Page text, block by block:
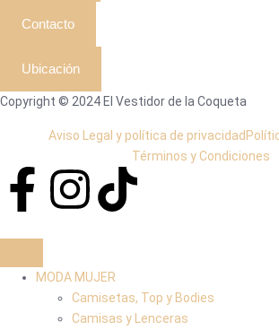
Contacto
Ubicación
Copyright © 2024 El Vestidor de la Coqueta
Aviso Legal y política de privacidad
Términos y Condiciones
MODA MUJER
Camisetas, Top y Bodies
Camisas y Lenceras